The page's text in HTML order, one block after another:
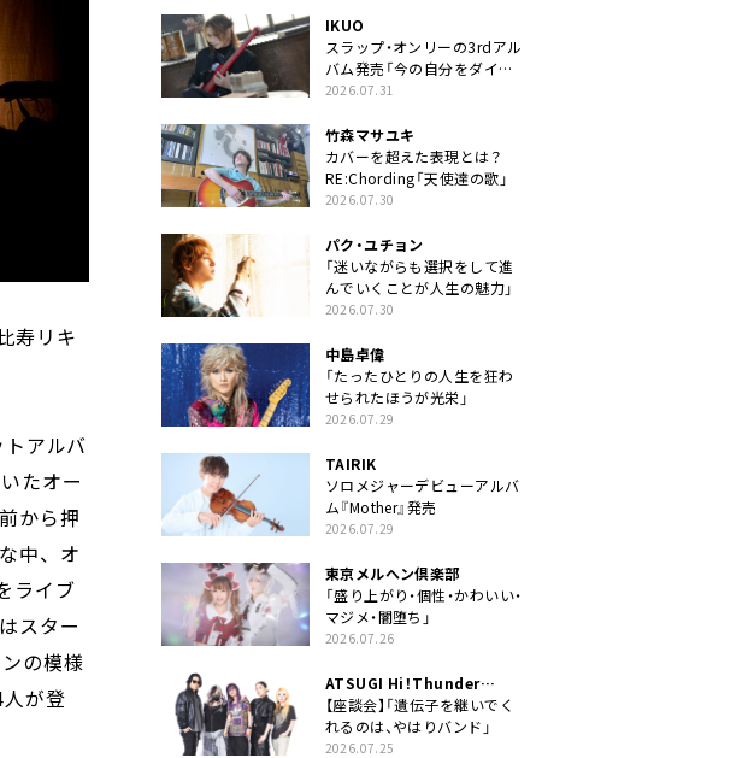
寿リキ
アルバ
たオー
から押
中、オ
ライブ
スター
の模様
が登
IKUO
スラップ・オンリーの3rdアル
バム発売「今の自分をダイレ
クトに」
2026.07.31
竹森マサユキ
カバーを超えた表現とは？
RE:Chording「天使達の歌」
2026.07.30
パク・ユチョン
「迷いながらも選択をして進
んでいくことが人生の魅力」
2026.07.30
中島卓偉
「たったひとりの人生を狂わ
せられたほうが光栄」
2026.07.29
TAIRIK
ソロメジャーデビューアルバ
ム『Mother』発売
2026.07.29
東京メルヘン倶楽部
「盛り上がり・個性・かわいい・
マジメ・闇堕ち」
2026.07.26
ATSUGI Hi！Thunder
Rock Festival
【座談会】「遺伝子を継いでく
れるのは、やはりバンド」
2026.07.25